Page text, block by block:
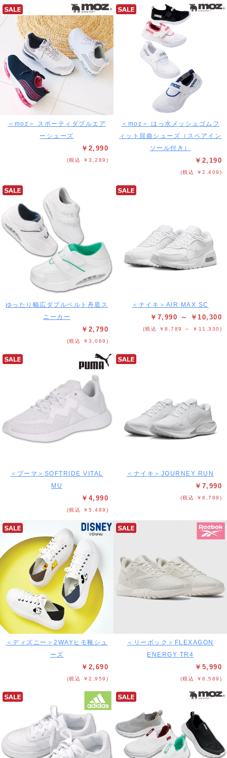
＜moz＞ スポーティダブルエア
ーシューズ
￥2,990
(税込 ￥3,289)
＜moz＞ はっ水メッシュゴムフ
ィット屈曲シューズ（スペアイン
ソール付き）
￥2,190
(税込 ￥2,409)
ゆったり幅広ダブルベルト舟底ス
ニーカー
￥2,790
(税込 ￥3,069)
＜ナイキ＞AIR MAX SC
￥7,990 ～ ￥10,300
(税込 ￥8,789 ～ ￥11,330)
＜プーマ＞SOFTRIDE VITAL
MU
￥4,990
(税込 ￥5,489)
＜ナイキ＞JOURNEY RUN
￥7,990
(税込 ￥8,789)
＜ディズニー＞2WAYヒモ靴シュ
ーズ
￥2,690
(税込 ￥2,959)
＜リーボック＞FLEXAGON
ENERGY TR4
￥5,990
(税込 ￥6,589)